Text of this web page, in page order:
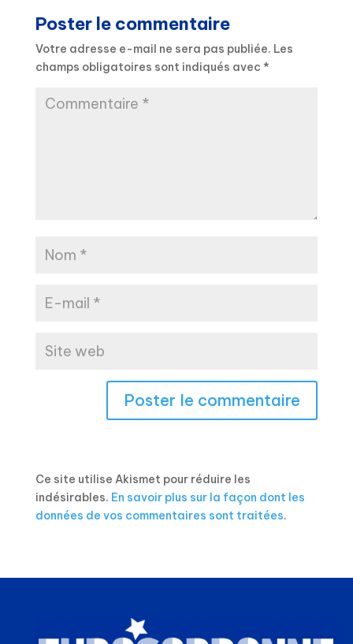
Poster le commentaire
Votre adresse e-mail ne sera pas publiée. Les
champs obligatoires sont indiqués avec *
Ce site utilise Akismet pour réduire les
indésirables. En savoir plus sur la façon dont les
données de vos commentaires sont traitées.